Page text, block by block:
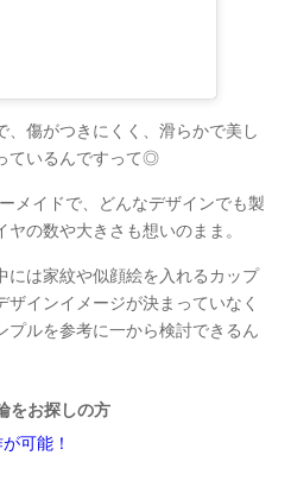
傷がつきにくく、滑らかで美し
ているんですって◎
メイドで、どんなデザインでも製
の数や大きさも想いのまま。
には家紋や似顔絵を入れるカップ
インイメージが決まっていなく
プルを参考に一から検討できるん
をお探しの方
可能！